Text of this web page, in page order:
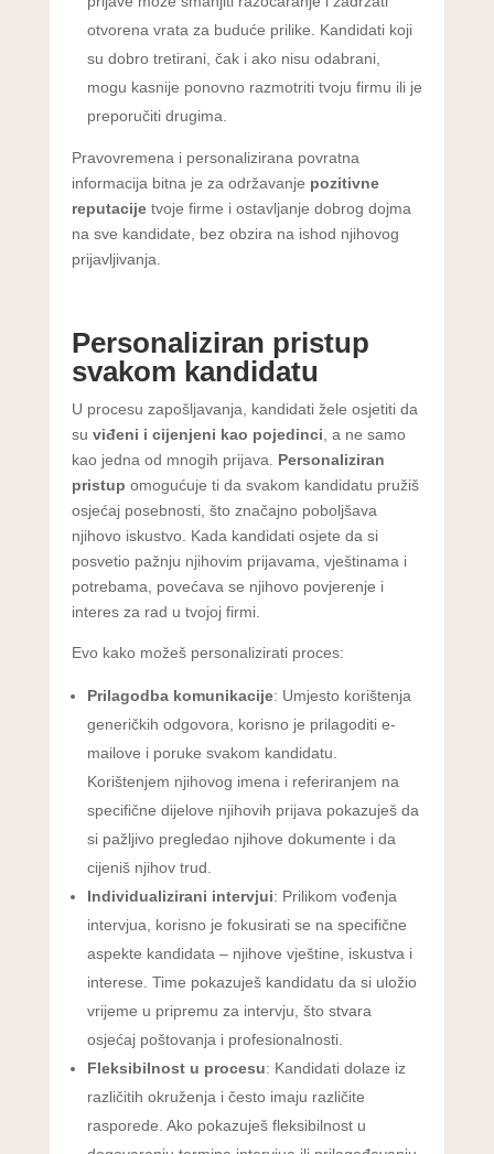
otvorena vrata za buduće prilike. Kandidati koji
su dobro tretirani, čak i ako nisu odabrani,
mogu kasnije ponovno razmotriti tvoju firmu ili je
preporučiti drugima.
Pravovremena i personalizirana povratna
informacija bitna je za održavanje pozitivne
reputacijetvoje firme i ostavljanje dobrog dojma
na sve kandidate, bez obzira na ishod njihovog
prijavljivanja.
Personaliziran pristup
svakom kandidatu
U procesu zapošljavanja, kandidati žele osjetiti da
su viđeni i cijenjeni kao pojedinci , a ne samo
kao jedna od mnogih prijava. Personaliziran
pristup omogućuje ti da svakom kandidatu pružiš
osjećaj posebnosti, što značajno poboljšava
njihovo iskustvo. Kada kandidati osjete da si
posvetio pažnju njihovim prijavama, vještinama i
potrebama, povećava se njihovo povjerenje i
interes za rad u tvojoj firmi.
Evo kako možeš personalizirati proces:
Prilagodba komunikacije: Umjesto korištenja
generičkih odgovora, korisno je prilagoditi e-
mailove i poruke svakom kandidatu.
Korištenjem njihovog imena i referiranjem na
specifične dijelove njihovih prijava pokazuješ da
si pažljivo pregledao njihove dokumente i da
cijeniš njihov trud.
Individualizirani intervjui: Prilikom vođenja
intervjua, korisno je fokusirati se na specifične
aspekte kandidata – njihove vještine, iskustva i
interese. Time pokazuješ kandidatu da si uložio
vrijeme u pripremu za intervju, što stvara
osjećaj poštovanja i profesionalnosti.
Fleksibilnost u procesu: Kandidati dolaze iz
različitih okruženja i često imaju različite
rasporede. Ako pokazuješ fleksibilnost u